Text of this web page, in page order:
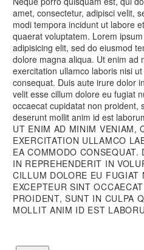
amet, consectetur, adipisci velit,
modi tempora incidunt ut labore
quaerat voluptatem. Lorem
adipisicing elit, sed do eiusmod
dolore magna aliqua. Ut enim ad
exercitation ullamco laboris nisi
consequat. Duis aute irure dolor
velit esse cillum dolore eu fugiat
occaecat cupidatat non proident,
deserunt mollit anim id est
UT ENIM AD MINIM VENIAM,
EXERCITATION ULLAMCO
EA COMMODO
IN REPREHENDERIT IN
CILLUM DOLORE EU FUGIAT
EXCEPTEUR SINT
PROIDENT, SUNT IN CULPA
MOLLIT ANIM ID EST